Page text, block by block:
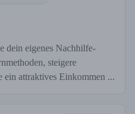
dein eigenes Nachhilfe-
steigere
ein attraktives Einkommen ...